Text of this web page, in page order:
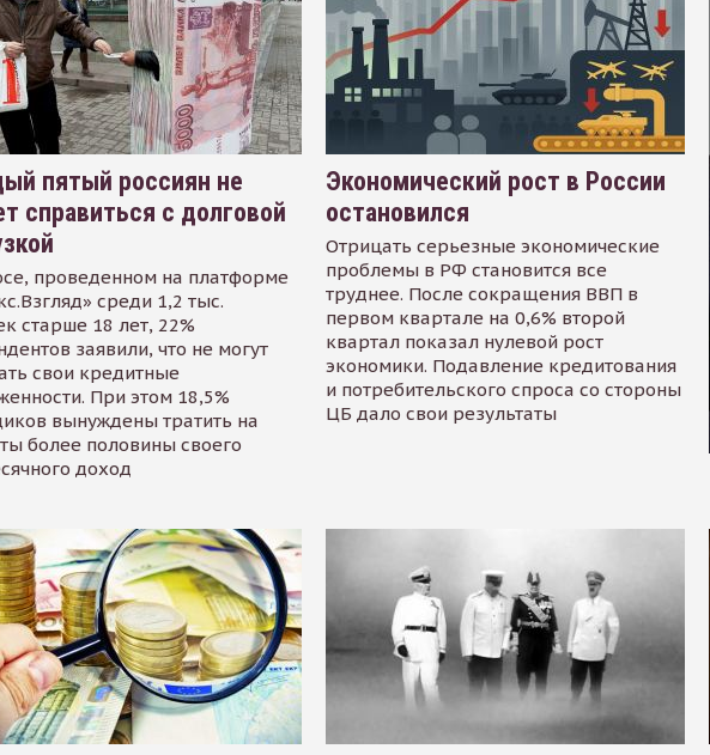
пятый россиян не
справиться с долговой
проведенном на платформе
среди 1,2 тыс.
старше 18 лет, 22%
заявили, что не могут
свои кредитные
При этом 18,5%
вынуждены тратить на
более половины своего
доход
Экономический рост в России
остановился
Отрицать серьезные экономические
проблемы в РФ становится все
труднее. После сокращения ВВП в
первом квартале на 0,6% второй
квартал показал нулевой рост
экономики. Подавление кредитования
и потребительского спроса со стороны
ЦБ дало свои результаты